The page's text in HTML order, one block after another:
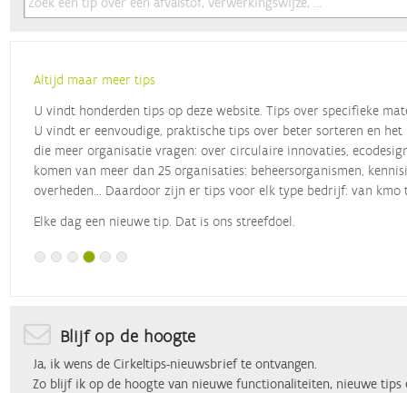
Altijd maar meer tips
U vindt honderden tips op deze website. Tips over specifieke
U vindt er eenvoudige, praktische tips over beter sorteren en
die meer organisatie vragen: over circulaire innovaties,
komen van meer dan 25 organisaties: beheersorganismen,
overheden... Daardoor zijn er tips voor elk type bedrijf: van
Elke dag een nieuwe tip. Dat is ons streefdoel.
Blijf op de hoogte
Ja, ik wens de Cirkeltips-nieuwsbrief te ontvangen.
Zo blijf ik op de hoogte van nieuwe functionaliteiten, nieuwe tips